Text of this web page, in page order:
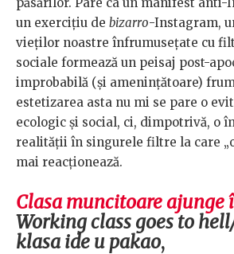
un exercițiu de bizarro-Instagram,
vieților noastre înfrumusețate cu
sociale formează un peisaj post-
improbabilă (și amenințătoare)
estetizarea asta nu mi se pare o
ecologic și social, ci, dimpotrivă, o
realității în singurele filtre la care
mai reacționează.
Clasa muncitoare ajunge
Working class goes to
klasa ide u pakao,